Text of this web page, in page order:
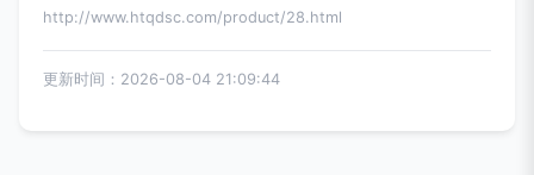
http://www.htqdsc.com/product/28.html
更新时间：2026-08-04 21:09:44